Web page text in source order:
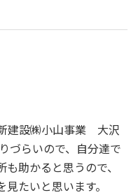
建設㈱小山事業 大沢
づらいので、自分達で
助かると思うので、
たいと思います。